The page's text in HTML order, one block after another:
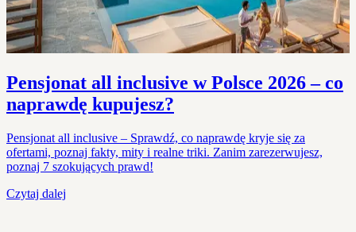
Pensjonat all inclusive w Polsce 2026 – co
naprawdę kupujesz?
Pensjonat all inclusive – Sprawdź, co naprawdę kryje się za
ofertami, poznaj fakty, mity i realne triki. Zanim zarezerwujesz,
poznaj 7 szokujących prawd!
Czytaj dalej